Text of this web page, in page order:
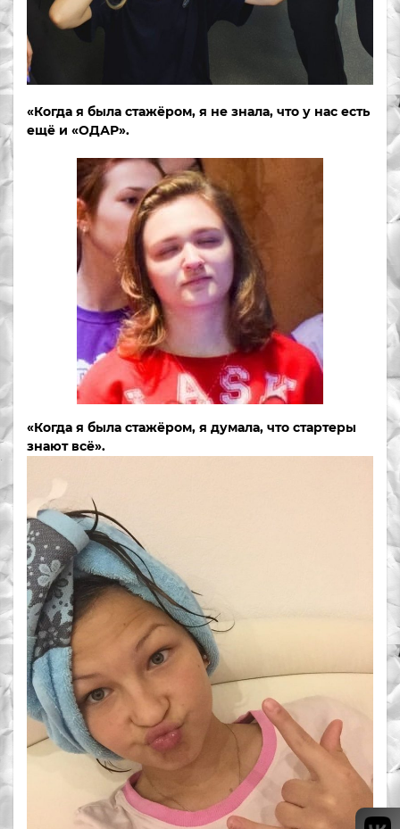
«Когда я была стажёром, я не знала, что у нас есть
ещё и «ОДАР».
«Когда я была стажёром, я думала, что стартеры
знают всё».